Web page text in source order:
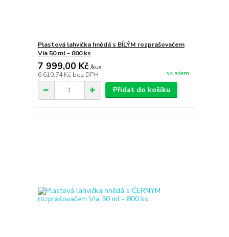
Plastová lahvička hnědá s BÍLÝM rozprašovačem
Via 50 ml - 800 ks
7 999,00 Kč /kus
6 610,74 Kč bez DPH skladem
Přidat do košíku